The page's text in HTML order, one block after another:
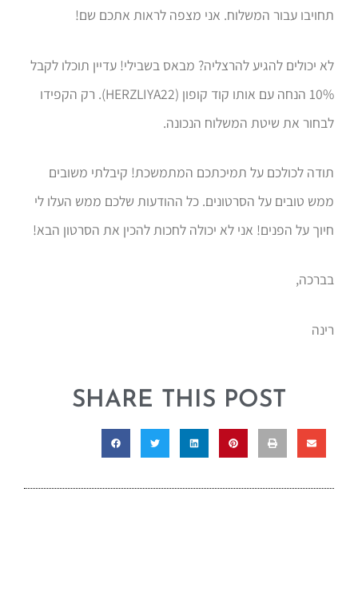
תחויבו עבור המשלוח. אני מצפה לראות אתכם שם!
לא יכולים להגיע להרצליה? מבאס בשבילי! עדיין תוכלו לקבל
10% הנחה עם אותו קוד קופון (HERZLIYA22). רק הקפידו
לבחור את שיטת המשלוח הנכונה.
תודה לכולכם על תמיכתכם המתמשכת! קיבלתי משובים
ממש טובים על הסרטונים. כל ההודעות שלכם ממש העלו לי
חיוך על הפנים! אני לא יכולה לחכות להכין את הסרטון הבא!
בברכה,
רינה
SHARE THIS POST